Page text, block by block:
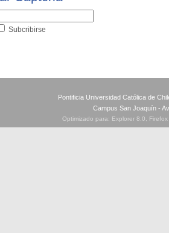
Subcribirse
Pontificia Universidad Católica de
Campus San Joaquín -
Optimizado para: Explorer 8.0,